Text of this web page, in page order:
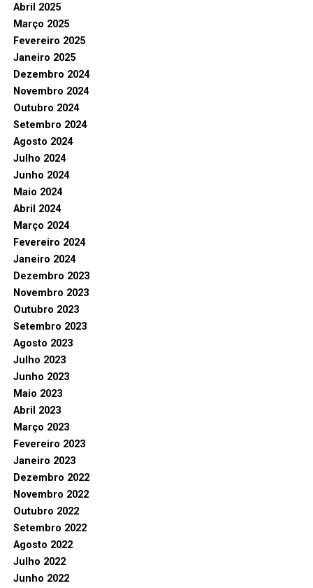
Abril 2025
Março 2025
Fevereiro 2025
Janeiro 2025
Dezembro 2024
Novembro 2024
Outubro 2024
Setembro 2024
Agosto 2024
Julho 2024
Junho 2024
Maio 2024
Abril 2024
Março 2024
Fevereiro 2024
Janeiro 2024
Dezembro 2023
Novembro 2023
Outubro 2023
Setembro 2023
Agosto 2023
Julho 2023
Junho 2023
Maio 2023
Abril 2023
Março 2023
Fevereiro 2023
Janeiro 2023
Dezembro 2022
Novembro 2022
Outubro 2022
Setembro 2022
Agosto 2022
Julho 2022
Junho 2022